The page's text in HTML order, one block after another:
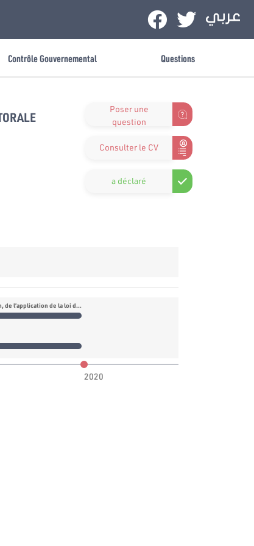
Contrôle Gouvernemental Questions
Poser une
question
Consulter le CV
a déclaré
Commission des martyrs et blessés de la révolution, de l’application de la loi de l’amnistie générale et de la justice transitionnelle
2020